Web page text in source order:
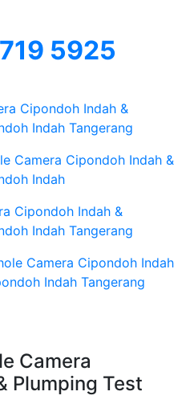
5925
Cipondoh Indah &
Indah Tangerang
Camera Cipondoh Indah &
Indah
Cipondoh Indah &
Indah Tangerang
Camera Cipondoh Indah
Indah Tangerang
Camera
Plumping Test